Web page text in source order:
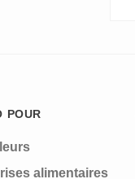
POUR
alimentaires